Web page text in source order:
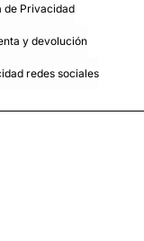
de Privacidad
y devolución
redes sociales